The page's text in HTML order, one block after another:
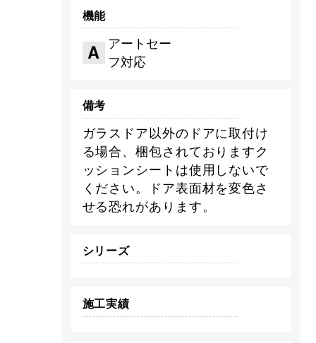
機能
アートセー
フ対応
備考
ガラスドア以外のドアに取付け
る場合、梱包されておりますク
ッションシートは使用しないで
ください。ドア表面材を変色さ
せる恐れがあります。
シリーズ
施工実績